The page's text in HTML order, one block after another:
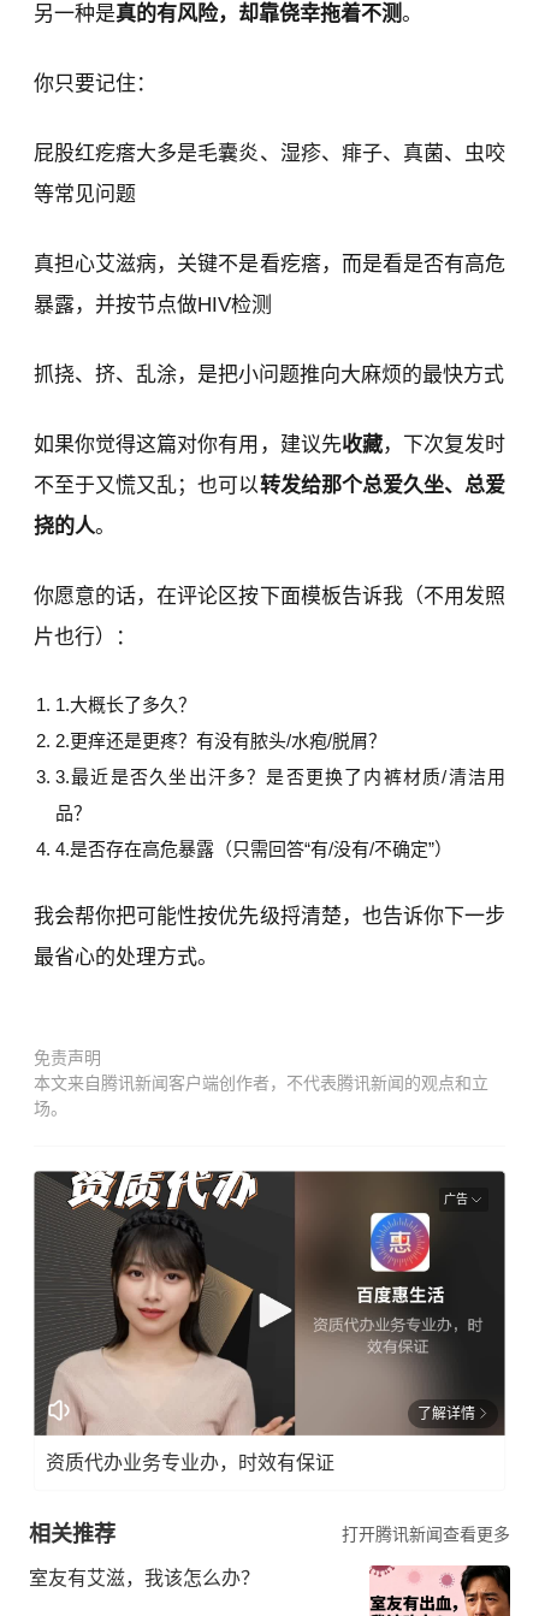
另一种是真的有风险，却靠侥幸拖着不测。
你只要记住：
屁股红疙瘩大多是毛囊炎、湿疹、痱子、真菌、虫咬
等常见问题
真担心艾滋病，关键不是看疙瘩，而是看是否有高危
暴露，并按节点做HIV检测
抓挠、挤、乱涂，是把小问题推向大麻烦的最快方式
如果你觉得这篇对你有用，建议先收藏，下次复发时
不至于又慌又乱；也可以转发给那个总爱久坐、总爱
挠的人。
你愿意的话，在评论区按下面模板告诉我（不用发照
片也行）：
大概长了多久？
更痒还是更疼？有没有脓头/水疱/脱屑？
最近是否久坐出汗多？是否更换了内裤材质/清洁用
品？
是否存在高危暴露（只需回答“有/没有/不确定”）
我会帮你把可能性按优先级捋清楚，也告诉你下一步
最省心的处理方式。
免责声明
本文来自腾讯新闻客户端创作者，不代表腾讯新闻的观点和立
场。
广告
了解详情
资质代办业务专业办，时效有保证
相关推荐 打开腾讯新闻查看更多
室友有艾滋，我该怎么办？